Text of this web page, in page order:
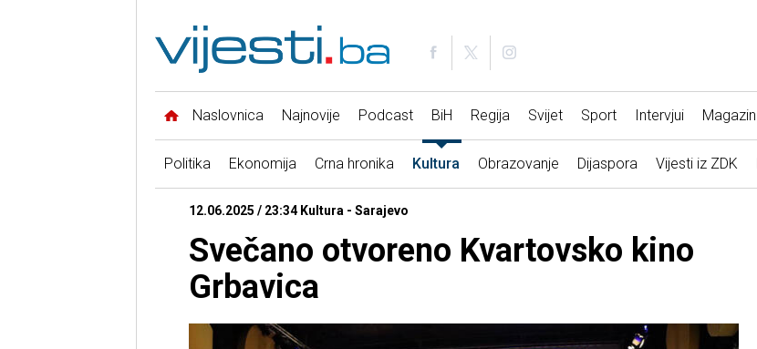
Naslovnica Najnovije Podcast BiH Regija Svijet Sport Intervjui Magazin
Politika Ekonomija Crna hronika Kultura Obrazovanje Dijaspora Vijesti iz ZDK
12.06.2025 / 23:34 Kultura - Sarajevo
Svečano otvoreno Kvartovsko kino
Grbavica